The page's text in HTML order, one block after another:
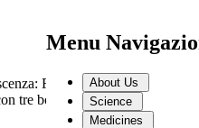
Menu
About Us
Science
Medicines
Fondazione Dompé
tre borse di studio dedicate ai